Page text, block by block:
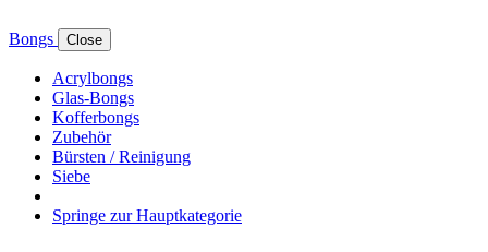
Bongs Close
Acrylbongs
Glas-Bongs
Kofferbongs
Zubehör
Bürsten / Reinigung
Siebe
Springe zur Hauptkategorie